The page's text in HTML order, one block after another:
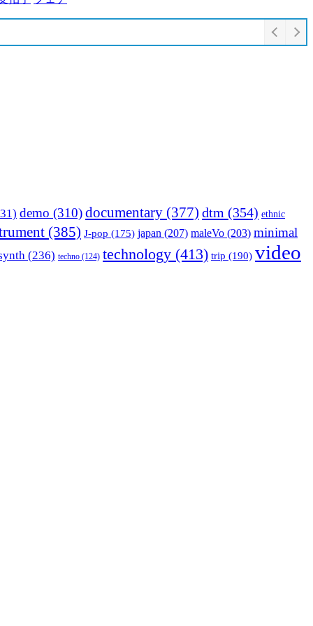
demo (310)documentary (377) dtm (354) ethnic
(385) J-pop (175) japan (207) maleVo (203) minimal
(236) techno (124) technology (413) trip (190) video